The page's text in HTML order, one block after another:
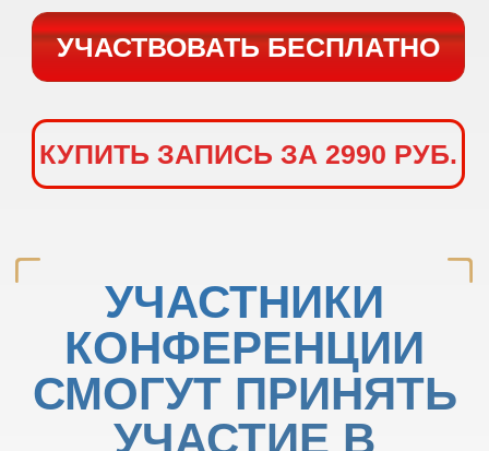
ОНЛАЙН -
КОНФЕРЕНЦИИ: